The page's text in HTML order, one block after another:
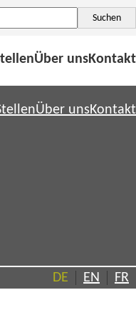
Suchen
Über unsKontakt
Über unsKontakt
DE EN FR